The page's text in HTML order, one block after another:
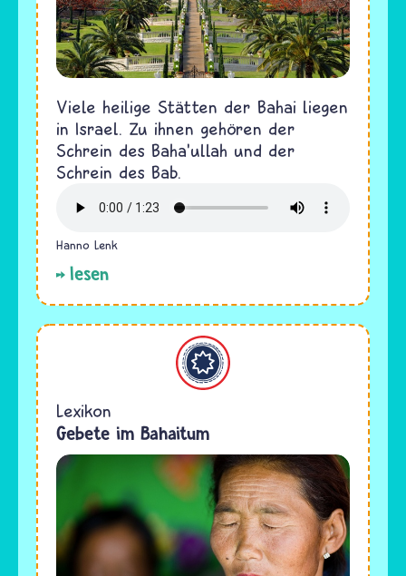
Viele heilige Stätten der Bahai liegen
in Israel. Zu ihnen gehören der
Schrein des Baha’ullah und der
Schrein des Bab.
Hanno Lenk
lesen
Bahaitum
Lexikon
Gebete im Bahaitum